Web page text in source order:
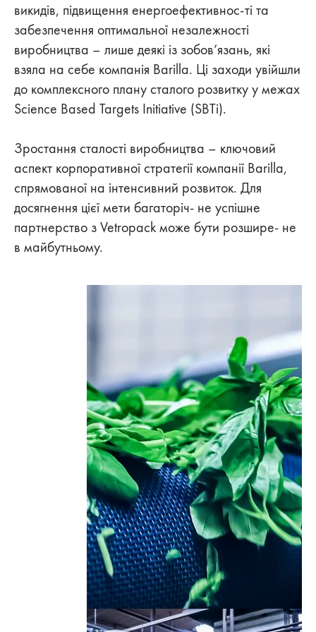
викидів, підвищення енергоефективнос-ті та
забезпечення оптимальної незалежності
виробництва – лише деякі із зобов’язань, які
взяла на себе компанія Barilla. Ці заходи увійшли
до комплексного плану сталого розвитку у межах
Science Based Targets Initiative (SBTi).
Зростання сталості виробництва – ключовий
аспект корпоративної стратегії компанії Barilla,
спрямованої на інтенсивний розвиток. Для
досягнення цієї мети багаторіч- не успішне
партнерство з Vetropack може бути розшире- не
в майбутньому.